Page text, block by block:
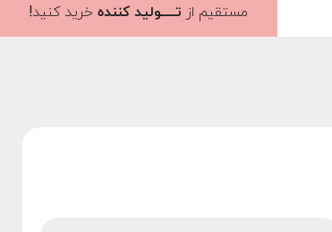
مستقیم از تــــولید کنندهخرید کنید!